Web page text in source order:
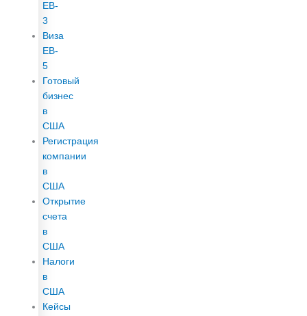
EB-
3
Виза
EB-
5
Готовый
бизнес
в
США
Регистрация
компании
в
США
Открытие
счета
в
США
Налоги
в
США
Кейсы